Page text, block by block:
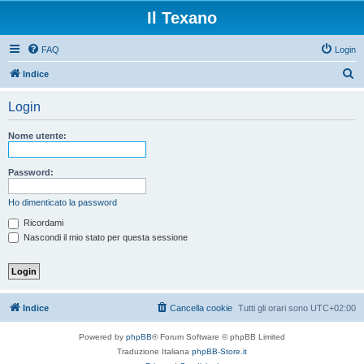
Il Texano
FAQ Login
Indice
Login
Nome utente:
Password:
Ho dimenticato la password
Ricordami
Nascondi il mio stato per questa sessione
Indice Tutti gli orari sono UTC+02:00
Cancella cookie
Powered by phpBB® Forum Software © phpBB Limited
Traduzione Italiana phpBB-Store.it